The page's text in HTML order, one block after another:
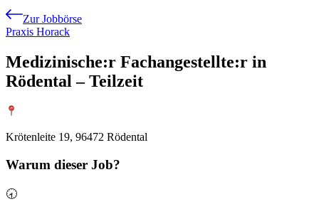
Zur Jobbörse
Praxis Horack
Medizinische:r Fachangestellte:r in
Rödental – Teilzeit
Krötenleite 19, 96472 Rödental
Warum dieser Job?
🕣